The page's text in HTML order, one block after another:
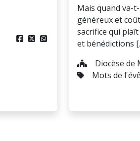
  
Mais quand va-
généreux et
sacrifice qui
et bénédictions
Diocèse de
Mots de